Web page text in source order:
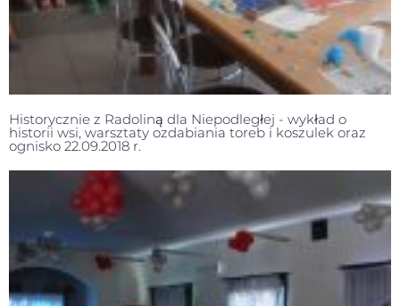
Historycznie z Radoliną dla Niepodległej - wykład o
historii wsi, warsztaty ozdabiania toreb i koszulek oraz
ognisko 22.09.2018 r.